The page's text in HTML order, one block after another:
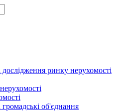
ринку нерухомості
громадські об'єднання